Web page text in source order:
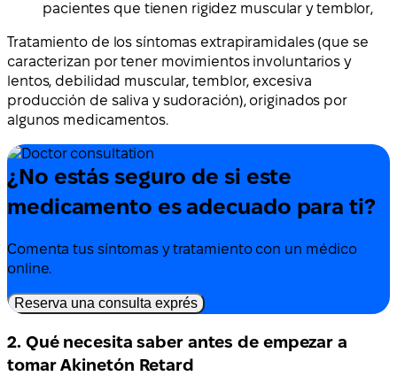
pacientes que tienen rigidez muscular y temblor,
Tratamiento de los síntomas extrapiramidales (que se
caracterizan por tener movimientos involuntarios y
lentos, debilidad muscular, temblor, excesiva
producción de saliva y sudoración), originados por
algunos medicamentos.
¿No estás seguro de si este
medicamento es adecuado para ti?
Comenta tus síntomas y tratamiento con un médico
online.
Reserva una consulta exprés
2. Qué necesita saber antes de empezar a
tomar Akinetón Retard